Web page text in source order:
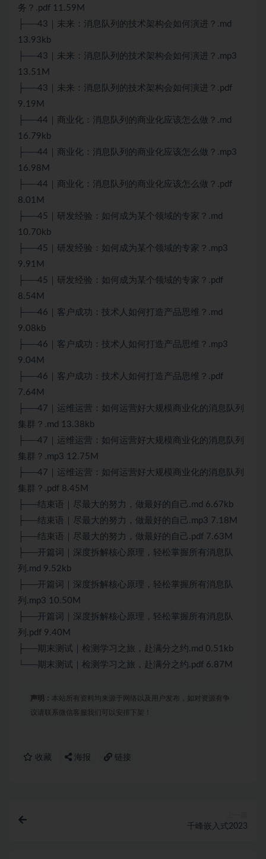
务？.pdf 11.59M
├──43｜未来：消息队列的技术架构会如何演进？.md
13.93kb
├──43｜未来：消息队列的技术架构会如何演进？.mp3
13.51M
├──43｜未来：消息队列的技术架构会如何演进？.pdf
9.19M
├──44｜商业化：消息队列的商业化应该怎么做？.md
16.79kb
├──44｜商业化：消息队列的商业化应该怎么做？.mp3
16.98M
├──44｜商业化：消息队列的商业化应该怎么做？.pdf
8.01M
├──45｜研发经验：如何成为某个领域的专家？.md
10.70kb
├──45｜研发经验：如何成为某个领域的专家？.mp3
9.91M
├──45｜研发经验：如何成为某个领域的专家？.pdf
8.54M
├──46｜客户成功：技术人如何打造产品思维？.md
9.08kb
├──46｜客户成功：技术人如何打造产品思维？.mp3
9.04M
├──46｜客户成功：技术人如何打造产品思维？.pdf
7.64M
├──47｜运维运营：如何运营好大规模商业化的消息队列
集群？.md 13.38kb
├──47｜运维运营：如何运营好大规模商业化的消息队列
集群？.mp3 12.75M
├──47｜运维运营：如何运营好大规模商业化的消息队列
集群？.pdf 8.45M
├──结束语｜尽最大的努力，做最好的自己.md 6.67kb
├──结束语｜尽最大的努力，做最好的自己.mp3 7.18M
├──结束语｜尽最大的努力，做最好的自己.pdf 7.63M
├──开篇词｜深度拆解核心原理，轻松掌握所有消息队
列.md 9.52kb
├──开篇词｜深度拆解核心原理，轻松掌握所有消息队
列.mp3 10.50M
├──开篇词｜深度拆解核心原理，轻松掌握所有消息队
列.pdf 9.40M
├──期末测试｜检测学习之旅，赴满分之约.md 0.51kb
└──期末测试｜检测学习之旅，赴满分之约.pdf 6.87M
声明： 本站所有资料均来源于网络以及用户发布，如对资源有争
议请联系微信客服我们可以安排下架！
收藏 海报 链接
千峰嵌入式2023